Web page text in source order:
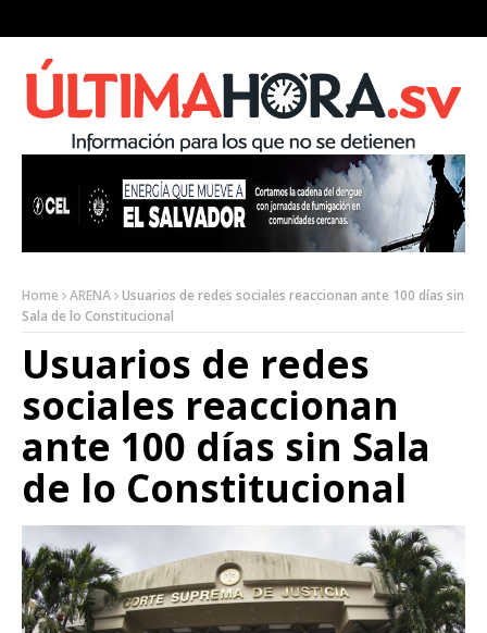
Home ARENA Usuarios de redes sociales reaccionan ante 100 días sin
Sala de lo Constitucional
Usuarios de redes
sociales reaccionan
ante 100 días sin Sala
de lo Constitucional